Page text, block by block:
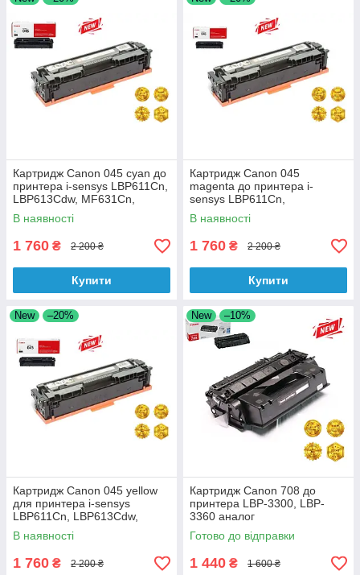
Картридж Canon 045 cyan до
принтера i-sensys LBP611Cn,
LBP613Cdw, MF631Cn,
MF633Cdw аналог
В наявності
1 760 ₴ 2 200 ₴
Купити
Картридж Canon 045
magenta до принтера i-
sensys LBP611Cn,
LBP613Cdw, MF631Cn
аналог
В наявності
1 760 ₴ 2 200 ₴
Купити
New –20%
Картридж Canon 045 yellow
для принтера i-sensys
LBP611Cn, LBP613Cdw,
MF631Cn, MF633C аналог
В наявності
1 760 ₴ 2 200 ₴
New –10%
Картридж Canon 708 до
принтера LBP-3300, LBP-
3360 аналог
Готово до відправки
1 440 ₴ 1 600 ₴